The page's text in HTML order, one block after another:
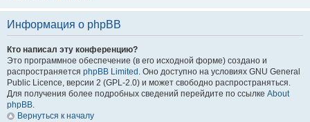
Информация о phpBB
Кто написал эту конференцию?
Это программное обеспечение (в его исходной форме) создано и
распространяется phpBB Limited . Оно доступно на условиях GNU General
Public Licence, версии 2 (GPL-2.0) и может свободно распространяться.
Для получения более подробных сведений перейдите по ссылке About
phpBB.
Вернуться к началу